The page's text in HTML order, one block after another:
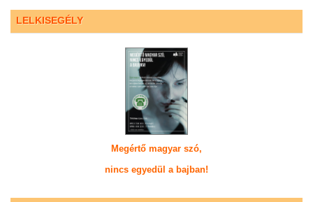
LELKISEGÉLY
Megértő magyar szó,
nincs egyedül a bajban!